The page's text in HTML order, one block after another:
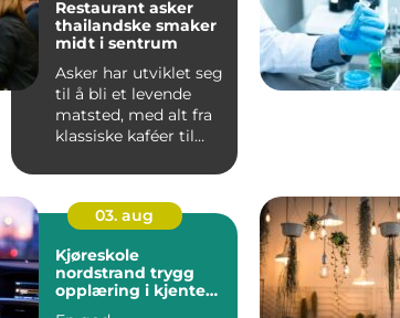
Restaurant asker
thailandske smaker
midt i sentrum
Asker har utviklet seg
til å bli et levende
matsted, med alt fra
klassiske kaféer til
03. aug
Kjøreskole
nordstrand trygg
opplæring i kjente